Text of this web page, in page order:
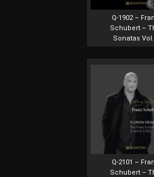
Q-1902 –
Schubert –
Sonatas
Q-2101 –
Schubert –